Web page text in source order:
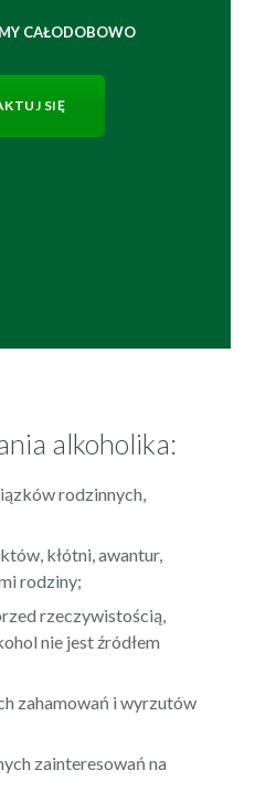
CAŁODOBOWO
SIĘ
alkoholika:
rodzinnych,
kłótni, awantur,
rodziny;
rzeczywistością,
nie jest źródłem
zahamowań i wyrzutów
zainteresowań na